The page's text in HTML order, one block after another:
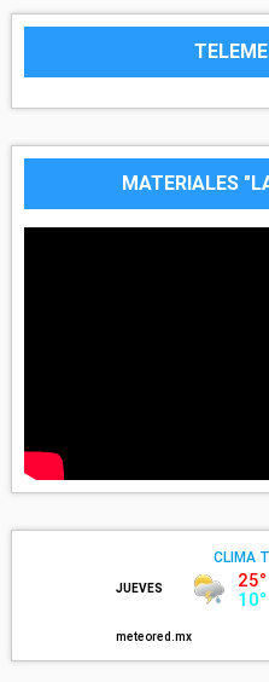
MATERIALES